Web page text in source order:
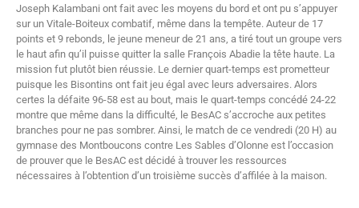
Joseph Kalambani ont fait avec les moyens du bord et ont pu s’appuyer
sur un Vitale-Boiteux combatif, même dans la tempête. Auteur de 17
points et 9 rebonds, le jeune meneur de 21 ans, a tiré tout un groupe vers
le haut afin qu’il puisse quitter la salle François Abadie la tête haute. La
mission fut plutôt bien réussie. Le dernier quart-temps est prometteur
puisque les Bisontins ont fait jeu égal avec leurs adversaires. Alors
certes la défaite 96-58 est au bout, mais le quart-temps concédé 24-22
montre que même dans la difficulté, le BesAC s’accroche aux petites
branches pour ne pas sombrer. Ainsi, le match de ce vendredi (20 H) au
gymnase des Montboucons contre Les Sables d’Olonne est l’occasion
de prouver que le BesAC est décidé à trouver les ressources
nécessaires à l’obtention d’un troisième succès d’affilée à la maison.